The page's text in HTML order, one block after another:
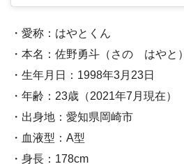
・愛称：はやとくん
・本名：佐野勇斗（さの はやと）
・生年月日：1998年3月23日
・年齢：23歳（2021年7月現在）
・出身地：愛知県岡崎市
・血液型：A型
・身長：178cm